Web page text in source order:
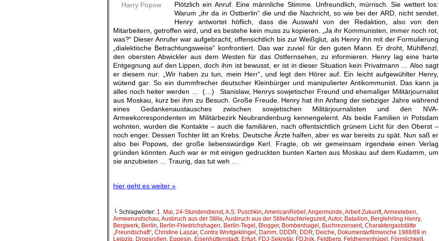
Harry Popow
Plötzlich ein Anruf. Eine männliche Stimme. Unfreundlich, mürrisch. Sie wettert los:
Warum „ihr da in Ostberlin“ die und die Nachricht, so wie bei der ARD, nicht sendet.
Henry antwortet höflich, dass die Auswahl von der Redaktion, also von den
Mitarbeitern, getroffen wird, und es bestehe kein muss zu kopieren. „Ja ihr Kommunisten, immer noch rot,
was?“ Dieser Anrufer war aufgebracht, offensichtlich bis zur Weißglut, als Henry ihn mit der Formulierung
„dialektische Betrachtungsweise“ konfrontiert. Das war zuviel für den guten Mann. Er droht, Mühlfenzl,
den obersten Abwickler aus dem Westen für das Ostfernsehen, zu informieren. Henry lag eine harte
Entgegnung auf den Lippen, doch ihm ist bewusst, er ist in dieser Situation kein Privatmann … Also sagt
er diesem nur: „Wir haben zu tun, mein Herr“, und legt den Hörer auf. Ein leicht aufgewühlter Henry,
wütend gar: So ein dummfrecher deutscher Kleinbürger und manipulierter Antikommunist. Das kann ja
alles noch heiter werden … (…) Stanislaw, Henrys sowjetischer Freund und ehemaliger Militärjournalist
aus Moskau, kurz bei ihm zu Besuch. Große Freude. Henry hat ihn Anfang der siebziger Jahre während
eines Gedankenaustausches zwischen sowjetischen Militärjournalisten und den NVA-
Armeekorrespondenten im Militärbezirk Neubrandenburg kennengelernt. Als beide Familien in Potsdam
wohnten, wurden die Kontakte – auch die familiären, nach offentsichtlich grünem Licht für den Oberst –
noch enger. Dessen Tochter litt an Krebs. Deutsche Ärzte halfen, aber es war bereits zu spät. Nun saß er
also bei Popows, der große liebenswürdige Kerl. Fragte, ob wir gemeinsam irgendwie einen Verlag
gründen könnten. Auch war er mit einigen gedruckten bunten Karten aus Moskau auf dem Kudamm, um
sie anzubieten … Traurig, das tut weh …
hier geht es weiter »
└ Schlagwörter: 1. Mai, 24-Stundendienst,A.S. Puschkin,AmericanRebel ,Angermünde,Arbeit Zukunft,Armeeleben,
Armeerundschau,Ausbruch aus der Stille,Ausbruch aus der StilleNachkriegszeit,Autor, Bataillon, Berglehrling Henry,
Bergwerk, Berlin, Berlin-Friedrichshagen, Berlin-Tegel , Blogger, Bombenhagel , Buchrezensent, Charaktergaststätte
„Freundschaft“, Christine Laszar, Contra Wortgeklingel , Damm, DDDR, DDR, Deiche, Dokumentarfilmwoche 1988/89 in
Leipzig, Dropsrollen, Eggesin, Eisenhüttenstadt, Erfurt, FDJ-Sekretär, FDJnik, Feldberg, Feldherrenhügel , Förmlichkeit,